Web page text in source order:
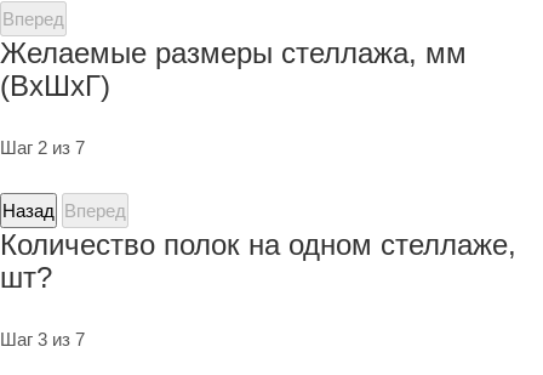
Вперед
Желаемые размеры стеллажа, мм
(ВхШхГ)
Шаг 2 из 7
Назад Вперед
Количество полок на одном стеллаже,
шт?
Шаг 3 из 7